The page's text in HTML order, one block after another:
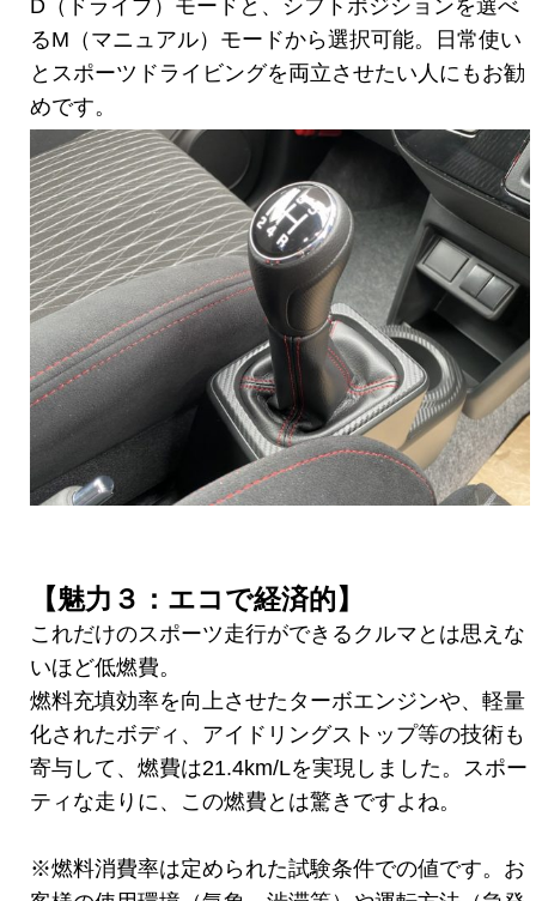
D（ドライブ）モードと、シフトポジションを選べ
るM（マニュアル）モードから選択可能。日常使い
とスポーツドライビングを両立させたい人にもお勧
めです。
【魅力３：エコで経済的】
これだけのスポーツ走行ができるクルマとは思えな
いほど低燃費。
燃料充填効率を向上させたターボエンジンや、軽量
化されたボディ、アイドリングストップ等の技術も
寄与して、燃費は21.4km/Lを実現しました。スポー
ティな走りに、この燃費とは驚きですよね。
※燃料消費率は定められた試験条件での値です。お